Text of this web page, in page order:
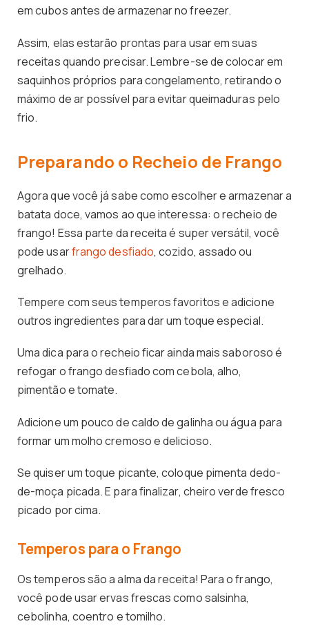
em cubos antes de armazenar no freezer.
Assim, elas estarão prontas para usar em suas
receitas quando precisar. Lembre-se de colocar em
saquinhos próprios para congelamento, retirando o
máximo de ar possível para evitar queimaduras pelo
frio.
Preparando o Recheio de Frango
Agora que você já sabe como escolher e armazenar a
batata doce, vamos ao que interessa: o recheio de
frango! Essa parte da receita é super versátil, você
pode usarfrango desfiado, cozido, assado ou
grelhado.
Tempere com seus temperos favoritos e adicione
outros ingredientes para dar um toque especial.
Uma dica para o recheio ficar ainda mais saboroso é
refogar o frango desfiado com cebola, alho,
pimentão e tomate.
Adicione um pouco de caldo de galinha ou água para
formar um molho cremoso e delicioso.
Se quiser um toque picante, coloque pimenta dedo-
de-moça picada. E para finalizar, cheiro verde fresco
picado por cima.
Temperos para o Frango
Os temperos são a alma da receita! Para o frango,
você pode usar ervas frescas como salsinha,
cebolinha, coentro e tomilho.